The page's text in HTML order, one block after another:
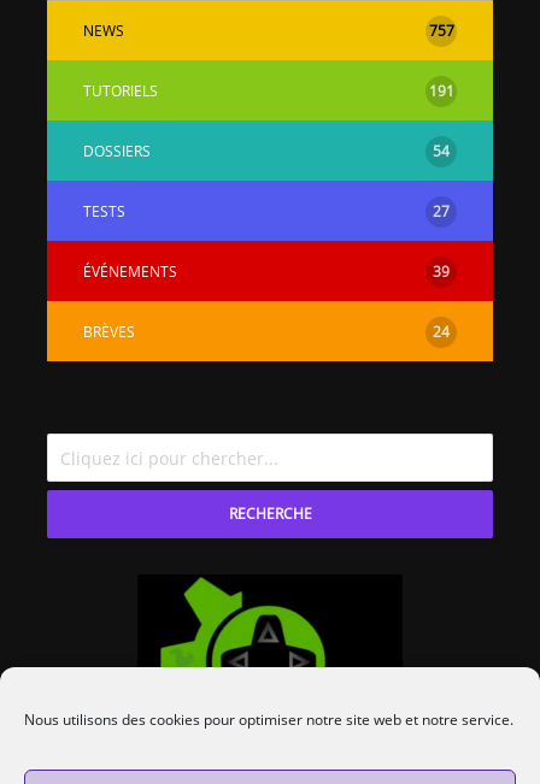
Nous utilisons des cookies pour optimiser notre site web et notre service.
NEWS 757
TUTORIELS 191
DOSSIERS 54
TESTS 27
ÉVÉNEMENTS 39
BRÈVES 24
RECHERCHE